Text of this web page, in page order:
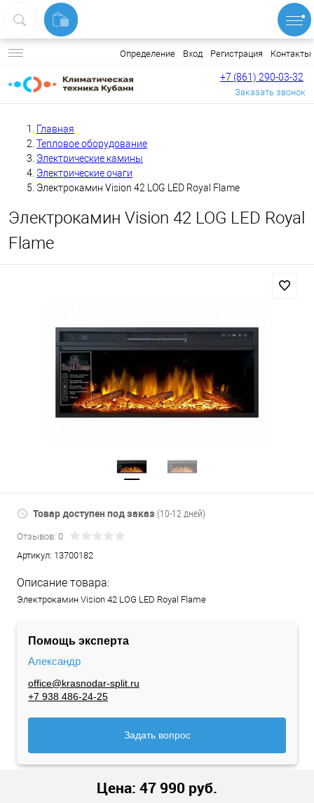
Определение Вход Регистрация Контакты
+7 (861) 290-03-32
Заказать звонок
Главная
Тепловое оборудование
Электрические камины
Электрические очаги
Электрокамин Vision 42 LOG LED Royal Flame
Электрокамин Vision 42 LOG LED Royal
Flame
Товар доступен под заказ (10-12 дней)
Отзывов: 0
Артикул: 13700182
Описание товара:
Электрокамин Vision 42 LOG LED Royal Flame
Помощь эксперта
Александр
office@krasnodar-split.ru
+7 938 486-24-25
Задать вопрос
Цена: 47 990 руб.